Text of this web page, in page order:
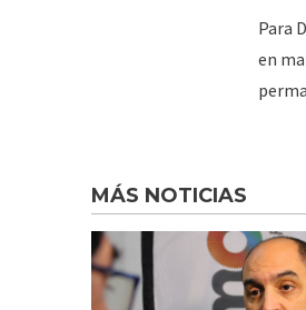
Para
en
MÁS NOTICIAS